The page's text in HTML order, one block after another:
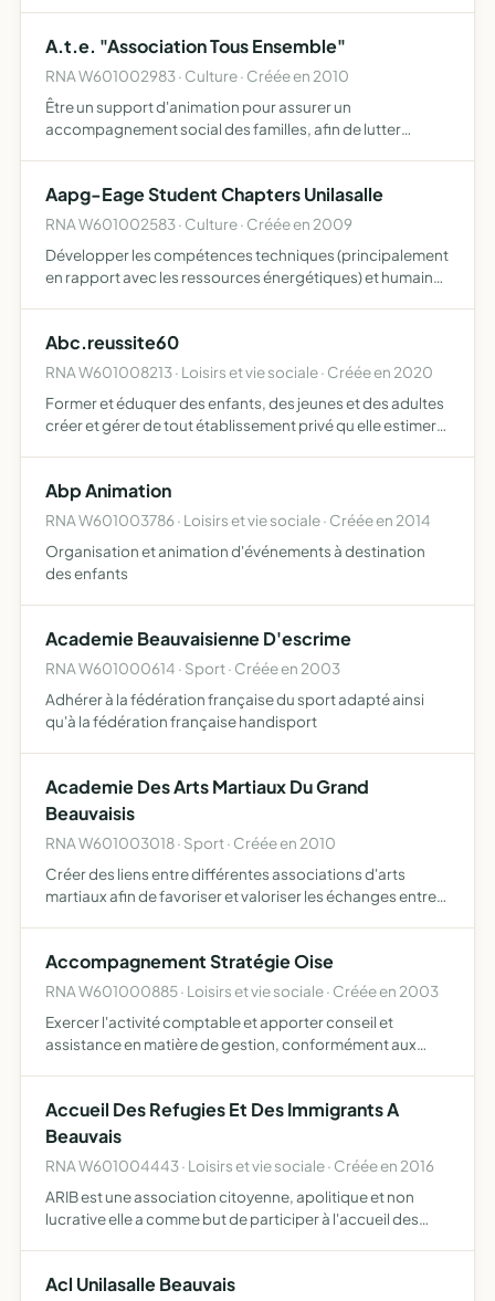
A.t.e. "Association Tous Ensemble"
RNA W601002983 · Culture · Créée en 2010
Être un support d'animation pour assurer un
accompagnement social des familles, afin de lutter
créatifs, la fa…
Aapg-Eage Student Chapters Unilasalle
RNA W601002583 · Culture · Créée en 2009
Développer les compétences techniques (principalement
en rapport avec les ressources énergétiques) et humaines
Abc.reussite60
RNA W601008213 · Loisirs et vie sociale · Créée en 2020
Former et éduquer des enfants, des jeunes et des adultes
créer et gérer de tout établissement privé qu elle estimera
Abp Animation
RNA W601003786 · Loisirs et vie sociale · Créée en 2014
Organisation et animation d'événements à destination
des enfants
Academie Beauvaisienne D'escrime
RNA W601000614 · Sport · Créée en 2003
Adhérer à la fédération française du sport adapté ainsi
qu'à la fédération française handisport
Academie Des Arts Martiaux Du Grand
Beauvaisis
RNA W601003018 · Sport · Créée en 2010
Créer des liens entre différentes associations d'arts
martiaux afin de favoriser et valoriser les échanges entre
Accompagnement Stratégie Oise
RNA W601000885 · Loisirs et vie sociale · Créée en 2003
Exercer l'activité comptable et apporter conseil et
assistance en matière de gestion, conformément aux
réaliser toute…
Accueil Des Refugies Et Des Immigrants A
Beauvais
RNA W601004443 · Loisirs et vie sociale · Créée en 2016
ARIB est une association citoyenne, apolitique et non
lucrative elle a comme but de participer à l'accueil des
Acl Unilasalle Beauvais